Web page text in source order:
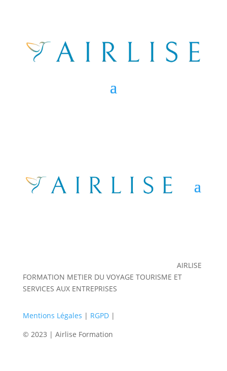
Salut, bon retour !
AIRLISE
FORMATION METIER DU VOYAGE TOURISME ET
SERVICES AUX ENTREPRISES
Mentions Légales | RGPD|
© 2023 | Airlise Formation